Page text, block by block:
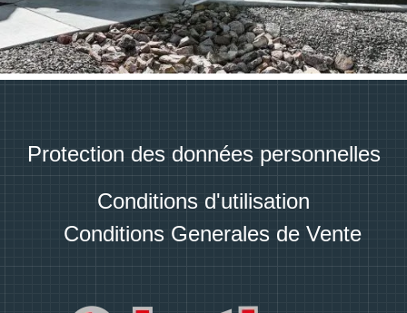
Protection des données personnelles
Conditions d'utilisation
Conditions Generales de Vente